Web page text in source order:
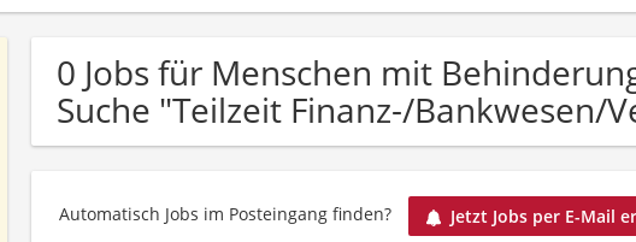
0 Jobs für Menschen mit
Suche "Teilzeit Finanz-/Bankwesen/
Automatisch Jobs im Posteingang finden? Jetzt Jobs per E-Mail